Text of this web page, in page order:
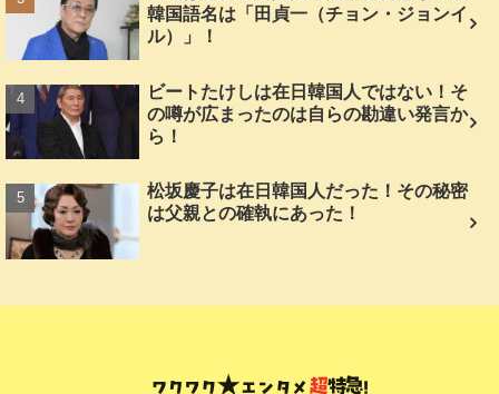
韓国語名は「田貞一（チョン・ジョンイ
ル）」！
ビートたけしは在日韓国人ではない！そ
の噂が広まったのは自らの勘違い発言か
ら！
松坂慶子は在日韓国人だった！その秘密
は父親との確執にあった！